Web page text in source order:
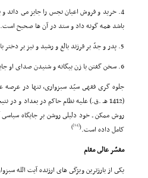
4. خرید و فروش اعیان نجس را جایز مى
باشد همه گونه داد و ستد در آن ها صحیح است.
5. پدر و جدّ بر فرزند بالغ و رشید و نیز بر دختر بالغ و رشید، چه باکره و چه غیر باکره ولایتى ندارد.
6. سخن گفتن با زن بیگانه و شنیدن صداى او جایر است در صورتى که لذّت و عنوان حرام دیگرى در کار نباشد.
جلوه گرى فقهى سیّد سبزوارى، تنها در
(1412 هـ .ق.) علیه نظام حاکم در بغداد و
روش ممکن ـ خود دلیلى روشن بر جایگاه
کامل داده است.(
[14]
)
مفسّر عالى مقام
یکى از بارزترین ویژگى هاى ارزنده آیت الله